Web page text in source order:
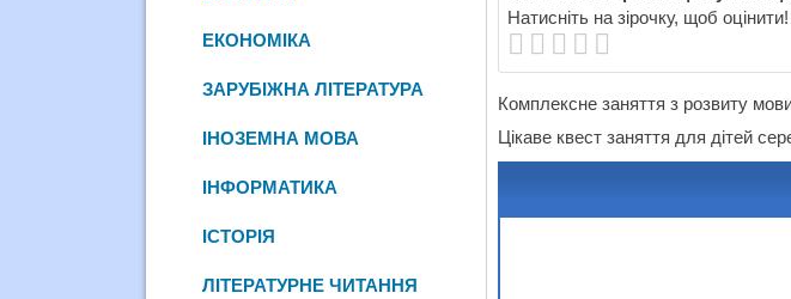
Натисніть на зірочку, щоб оцінити!
Комплексне заняття з розвиту
Цікаве квест заняття для дітей
ЕКОНОМІКА
ЗАРУБІЖНА ЛІТЕРАТУРА
ІНОЗЕМНА МОВА
ІНФОРМАТИКА
ІСТОРІЯ
ЛІТЕРАТУРНЕ ЧИТАННЯ